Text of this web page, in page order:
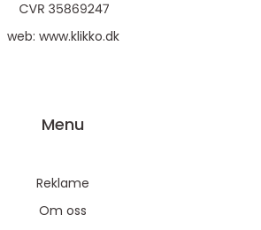
web: www.klikko.dk
Menu
Reklame
Om oss